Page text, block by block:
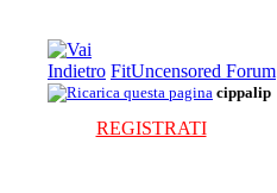
FitUncensored Forum
cippalip
REGISTRATI